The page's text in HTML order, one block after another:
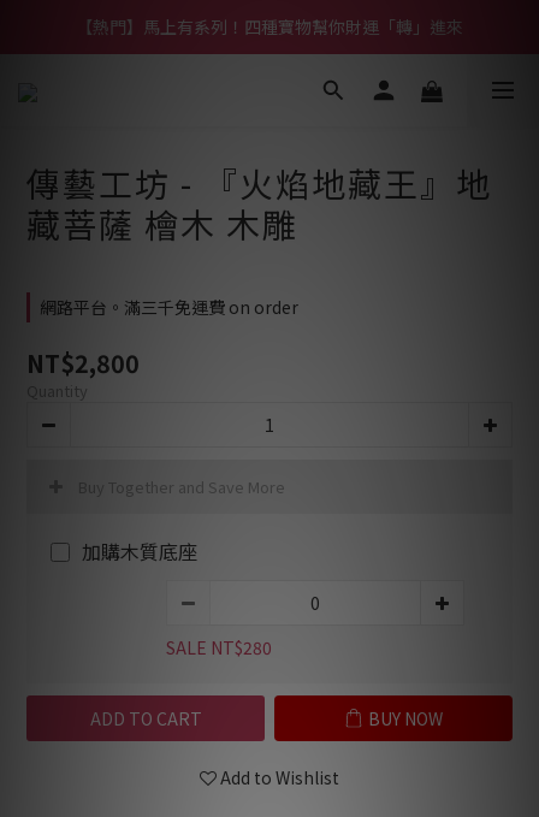
【熱門】馬上有系列！四種寶物幫你財運「轉」進來
【熱門】馬上有系列！四種寶物幫你財運「轉」進來
【補貨通知】悟道齊天大聖｜到貨拉！
傳藝工坊 - 『火焰地藏王』地
藏菩薩 檜木 木雕
網路平台。滿三千免運費 on order
NT$2,800
Quantity
Buy Together and Save More
加購木質底座
SALE NT$280
ADD TO CART BUY NOW
Add to Wishlist